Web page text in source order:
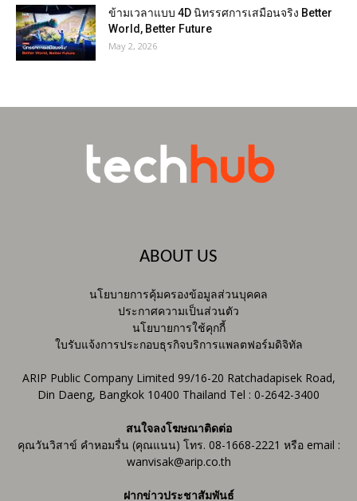
ข้ามเวลาแบบ 4D นิทรรศการเสมือนจริง Better
World, Better Future
May 2, 2026
ABOUT US
นโยบายการคุ้มครองข้อมูลส่วนบุคคล
ประกาศความเป็นส่วนตัว
นโยบายการใช้คุกกี้
ใบรับแจ้งการประกอบธุรกิจบริการแพลตฟอร์มดิจิทัล
ARIP Public Company Limited 99/16-20 Ratchadapisek Road,
Din Daeng, Bangkok 10400 Thailand Tel : 0-2642-3400
สนใจลงโฆษณาติดต่อ
คุณวันวิสาข์ คำหอมรื่น (คุณแนน) โทร. 08-1668-2221 หรือ email :
wanvisak@arip.co.th
ฝากข่าวประชาสัมพันธ์